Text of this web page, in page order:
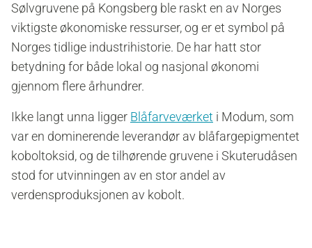
Sølvgruvene på Kongsberg ble raskt en av Norges
viktigste økonomiske ressurser, og er et symbol på
Norges tidlige industrihistorie. De har hatt stor
betydning for både lokal og nasjonal økonomi
gjennom flere århundrer.
Ikke langt unna ligger Blåfarveværket i Modum, som
var en dominerende leverandør av blåfargepigmentet
koboltoksid, og de tilhørende gruvene i Skuterudåsen
stod for utvinningen av en stor andel av
verdensproduksjonen av kobolt.